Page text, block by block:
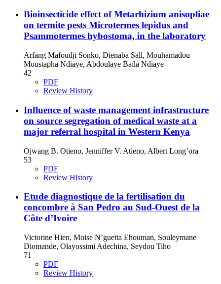
Bioinsecticide effect of Metarhizium anisopliae
on termite pests Microtermes lepidus and
Psammotermes hybostoma, in the laboratory
Arfang Mafoudji Sonko, Dienaba Sall, Mouhamadou
Moustapha Ndiaye, Abdoulaye Baïla Ndiaye
42
PDF
Review History
Influence of waste management infrastructure
on source segregation of medical waste at a
major referral hospital in Western Kenya
Ojwang B. Otieno, Jenniffer V. Atieno, Albert Long’ora
53
PDF
Review History
Etude diagnostique de la fertilisation du
concombre à San Pedro au Sud-Ouest de la
Côte d’Ivoire
Victorine Hien, Moise N’guetta Ehouman, Souleymane
Diomande, Olayossimi Adechina, Seydou Tiho
71
PDF
Review History